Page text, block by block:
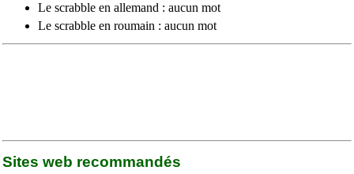
Le scrabble en allemand : aucun mot
Le scrabble en roumain : aucun mot
Sites web recommandés